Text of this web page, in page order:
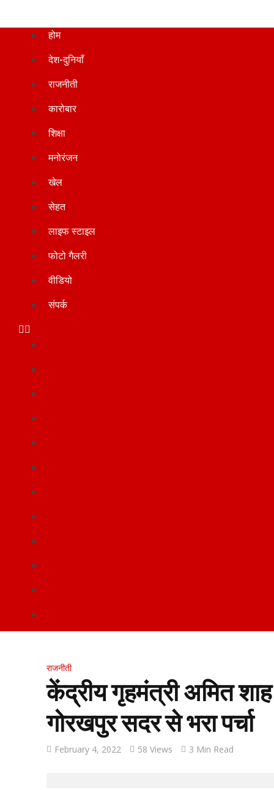
होम
देश-दुनियाँ
राजनीती
कारोबार
शिक्षा
मनोरंजन
खेल
सेहत
लाइफ स्टाइल
फोटो गैलरी
वीडियो
संपर्क
राजनीती
केंद्रीय गृहमंत्री अमित
गोरखपुर सदर से भरा पर्चा
February 4, 2022 58 Views 3 Min Read